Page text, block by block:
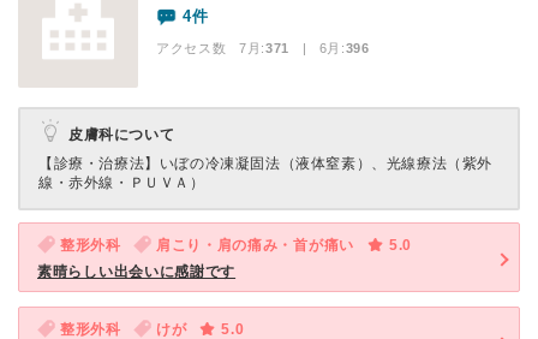
4件
アクセス数 7月:371 | 6月:396
皮膚科について
【診療・治療法】 いぼの冷凍凝固法（液体窒素）、光線療法（紫外
線・赤外線・ＰＵＶＡ）
整形外科 肩こり・肩の痛み・首が痛い
5.0
素晴らしい出会いに感謝です
整形外科 けが
5.0